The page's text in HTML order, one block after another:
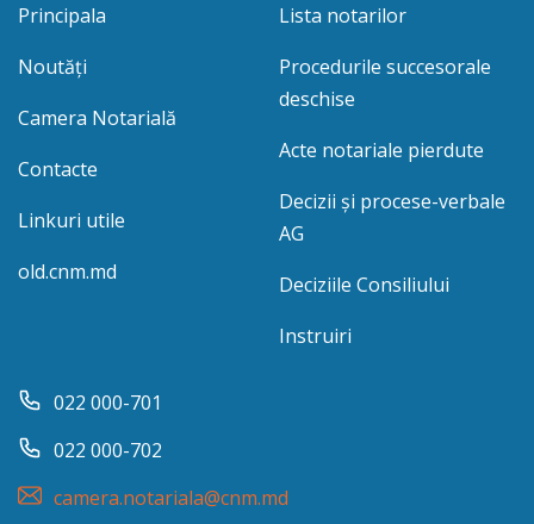
Principala
Noutăți
Camera Notarială
Contacte
Linkuri utile
old.cnm.md
Lista notarilor
Procedurile succesorale
deschise
Acte notariale pierdute
Decizii și procese-verbale
AG
Deciziile Consiliului
Instruiri
022 000-701
022 000-702
camera.notariala@cnm.md